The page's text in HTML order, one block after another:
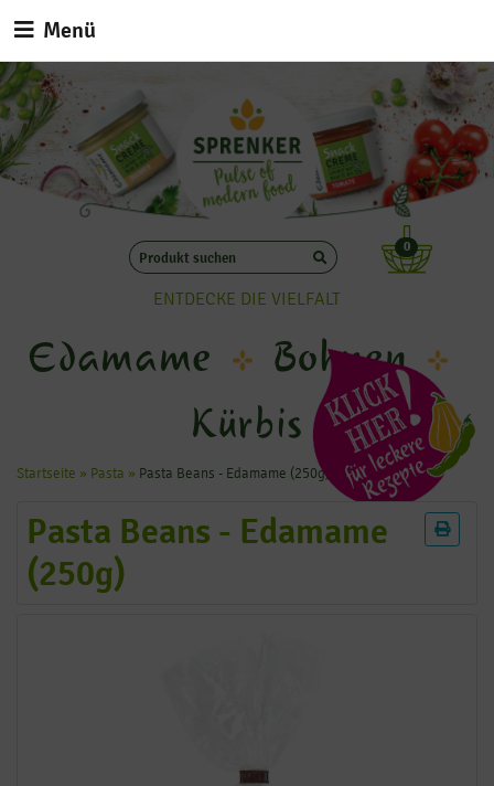
0
ENTDECKE DIE VIELFALT
Edamame
Bohnen
Kürbis
Menü
Startseite » Pasta » Pasta Beans - Edamame (250g)
Pasta Beans - Edamame
(250g)